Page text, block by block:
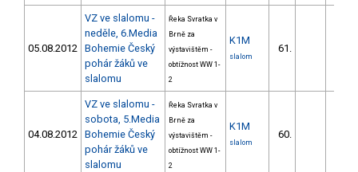
05.08.2012
VZ ve slalomu -
neděle, 6.Media
Bohemie Český
pohár žáků ve
slalomu
Řeka Svratka v
Brně za
výstavištěm -
obtížnost WW 1-
2
K1M
slalom
61.
04.08.2012
VZ ve slalomu -
sobota, 5.Media
Bohemie Český
pohár žáků ve
slalomu
Řeka Svratka v
Brně za
výstavištěm -
obtížnost WW 1-
2
K1M
slalom
60.